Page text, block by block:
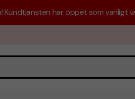
Kundtjänsten har öppet som vanligt